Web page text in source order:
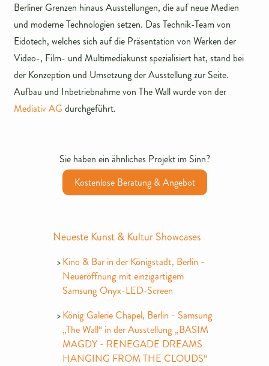
Berliner Grenzen hinaus Ausstellungen, die auf neue Medien
und moderne Technologien setzen. Das Technik-Team von
Eidotech, welches sich auf die Präsentation von Werken der
Video-, Film- und Multimediakunst spezialisiert hat, stand bei
der Konzeption und Umsetzung der Ausstellung zur Seite.
Aufbau und Inbetriebnahme von The Wall wurde von der
Mediativ AG durchgeführt.
Sie haben ein ähnliches Projekt im Sinn?
Kostenlose Beratung & Angebot
Neueste Kunst & Kultur Showcases
Kino & Bar in der Königstadt, Berlin -
Neueröffnung mit einzigartigem
Samsung Onyx-LED-Screen
König Galerie Chapel, Berlin - Samsung
„The Wall“ in der Ausstellung „BASIM
MAGDY - RENEGADE DREAMS
HANGING FROM THE CLOUDS“